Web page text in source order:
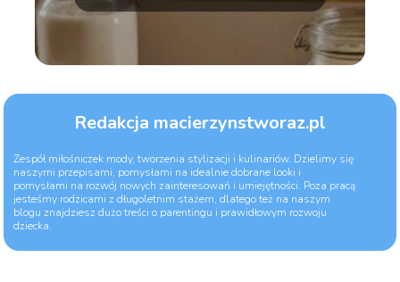
Redakcja macierzynstworaz.pl
Zespół miłośniczek mody, tworzenia stylizacji i kulinariów. Dzielimy się
naszymi przepisami, pomysłami na idealnie dobrane looki i
pomysłami na rozwój nowych zainteresowań i umiejętności. Poza pracą
jesteśmy rodzicami z długoletnim stażem, dlatego też na naszym
blogu znajdziesz dużo treści o parentingu i prawidłowym rozwoju
dziecka.